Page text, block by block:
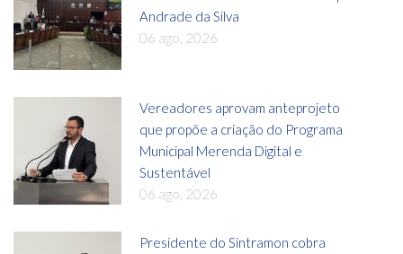
Andrade da Silva
06 ago, 2026
Vereadores aprovam anteprojeto
que propõe a criação do Programa
Municipal Merenda Digital e
Sustentável
06 ago, 2026
Presidente do Sintramon cobra